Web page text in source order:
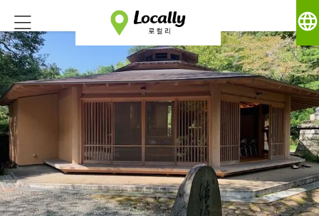
language